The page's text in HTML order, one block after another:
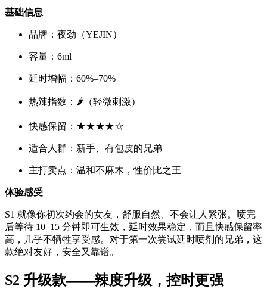
基础信息
品牌：夜劲（YEJIN）
容量：6ml
延时增幅：60%–70%
热辣指数：🌶️（轻微刺激）
快感保留：★★★★☆
适合人群：新手、有包皮的兄弟
主打卖点：温和不麻木，性价比之王
体验感受
S1 就像你初次约会的女友，舒服自然、不会让人紧张。喷完
后等待 10–15 分钟即可生效，延时效果稳定，而且快感保留率
高，几乎不牺牲享受感。对于第一次尝试延时喷剂的兄弟，这
款绝对友好，安全又靠谱。
S2 升级款——辣度升级，控时更强